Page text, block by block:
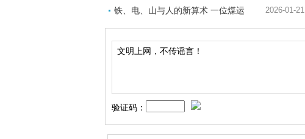
铁、电、山与人的新算术 一位煤运 2026-01-21
验证码：